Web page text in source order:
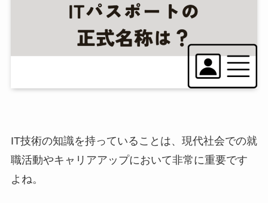
IT技術の知識を持っていることは、現代社会での就
職活動やキャリアアップにおいて非常に重要です
よね。